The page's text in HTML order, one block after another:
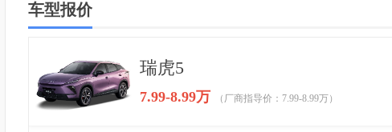
车型报价
瑞虎5
7.99-8.99万
（厂商指导价：7.99-8.99万）